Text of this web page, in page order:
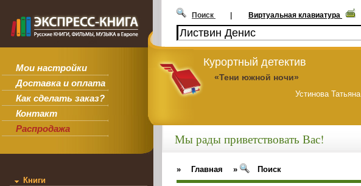
Мои настройки
Доставка и оплата
Как сделать заказ?
Контакт
Распродажа
Поиск | Виртуальная клавиатура
Курортный детектив
«Тени южной ночи»
Устинова Татьяна
Книги
Мы рады приветствовать Вас!
» Главная » Поиск